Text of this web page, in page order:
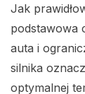
Jak
podstawowa
auta i
silnika
optymalnej